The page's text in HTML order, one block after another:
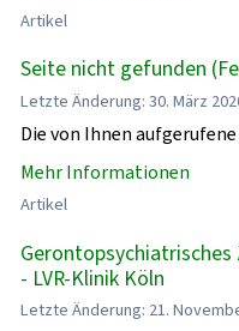
Artikel
Seite nicht gefunden
Letzte Änderung: 30. März
Die von Ihnen
Mehr Informationen
Artikel
- LVR-Klinik Köln
Letzte Änderung: 21.